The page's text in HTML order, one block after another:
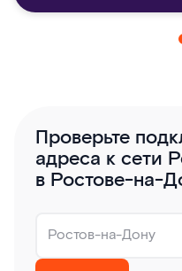
Проверьте
адреса к сети
в Ростове-на-